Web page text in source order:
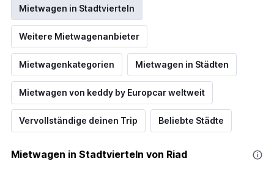
Mietwagen in Stadtvierteln
Weitere Mietwagenanbieter
Mietwagenkategorien Mietwagen in Städten
Mietwagen von keddy by Europcar weltweit
Vervollständige deinen Trip Beliebte Städte
Mietwagen in Stadtvierteln von Riad